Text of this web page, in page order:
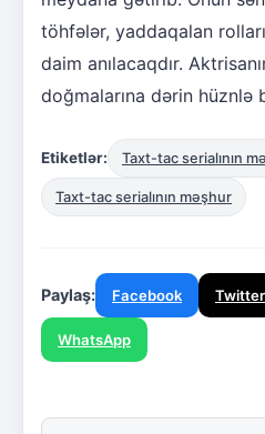
töhfələr, yaddaqalan
daim anılacaqdır.
doğmalarına dərin hüznlə
Etiketlər: Taxt-tac serialının
Taxt-tac serialının məşhur
Paylaş: Facebook Twitter
WhatsApp